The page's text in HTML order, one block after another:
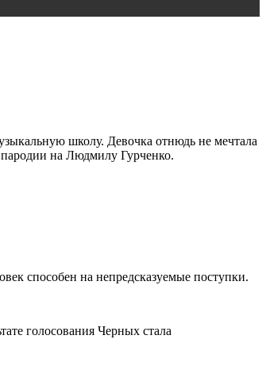
школу. Девочка отнюдь не мечтала
пародии на Людмилу Гурченко.
способен на непредсказуемые поступки.
голосования Черных стала